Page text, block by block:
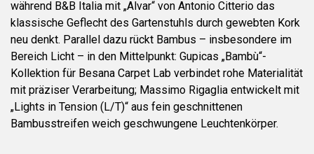
während B&B Italia mit „Alvar“ von Antonio Citterio das
klassische Geflecht des Gartenstuhls durch gewebten Kork
neu denkt. Parallel dazu rückt Bambus – insbesondere im
Bereich Licht – in den Mittelpunkt: Gupicas „Bambù“-
Kollektion für Besana Carpet Lab verbindet rohe Materialität
mit präziser Verarbeitung; Massimo Rigaglia entwickelt mit
„Lights in Tension (L/T)“ aus fein geschnittenen
Bambusstreifen weich geschwungene Leuchtenkörper.